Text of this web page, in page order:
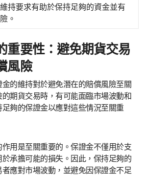
持要求有助於保持足夠的資金並有
。
重要性：避免期貨交易
風險
的維持對於避免潛在的賠償風險至關
期貨交易時，有可能面臨市場波動和
夠的保證金以應對這些情況至關重
用是至關重要的。保證金不僅用於支
承擔可能的損失。因此，保持足夠的
應對市場波動，並避免因保證金不足